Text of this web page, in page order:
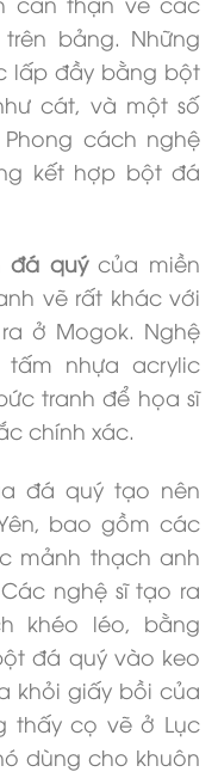
bảng. Những
lấp đầy bằng bột
cát, và một số
cách nghệ
kết hợp bột đá
đá quýcủa miền
vẽ rất khác với
ở Mogok. Nghệ
nhựa acrylic
tranh để họa sĩ
chính xác.
đá quý tạo nên
bao gồm các
mảnh thạch anh
nghệ sĩ tạo ra
khéo léo, bằng
đá quý vào keo
khỏi giấy bồi của
thấy cọ vẽ ở Lục
dùng cho khuôn